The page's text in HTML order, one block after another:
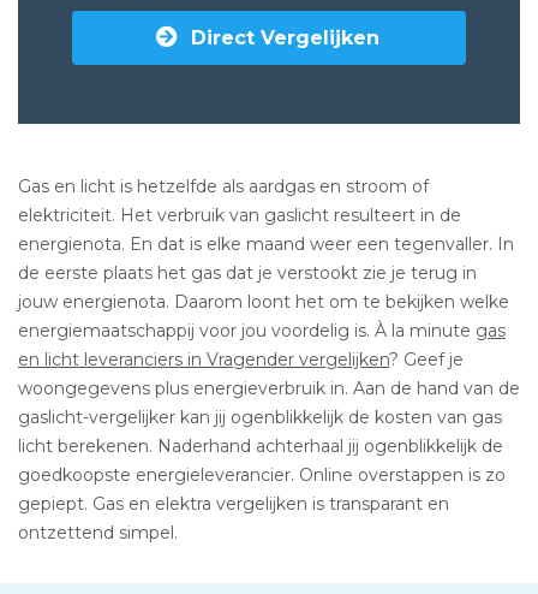
Direct Vergelijken
Gas en licht is hetzelfde als aardgas en stroom of
elektriciteit. Het verbruik van gaslicht resulteert in de
energienota. En dat is elke maand weer een tegenvaller. In
de eerste plaats het gas dat je verstookt zie je terug in
jouw energienota. Daarom loont het om te bekijken welke
energiemaatschappij voor jou voordelig is. À la minute gas
en licht leveranciers in Vragender vergelijken? Geef je
woongegevens plus energieverbruik in. Aan de hand van de
gaslicht-vergelijker kan jij ogenblikkelijk de kosten van gas
licht berekenen. Naderhand achterhaal jij ogenblikkelijk de
goedkoopste energieleverancier. Online overstappen is zo
gepiept. Gas en elektra vergelijken is transparant en
ontzettend simpel.